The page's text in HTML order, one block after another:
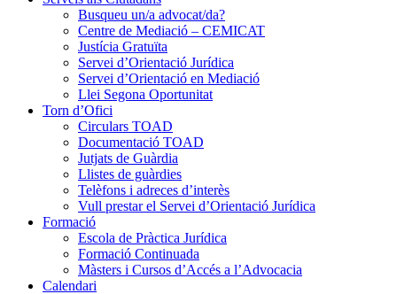
Busqueu un/a advocat/da?
Centre de Mediació – CEMICAT
Justícia Gratuïta
Servei d’Orientació Jurídica
Servei d’Orientació en Mediació
Llei Segona Oportunitat
Torn d’Ofici
Circulars TOAD
Documentació TOAD
Jutjats de Guàrdia
Llistes de guàrdies
Telèfons i adreces d’interès
Vull prestar el Servei d’Orientació Jurídica
Formació
Escola de Pràctica Jurídica
Formació Continuada
Màsters i Cursos d’Accés a l’Advocacia
Calendari